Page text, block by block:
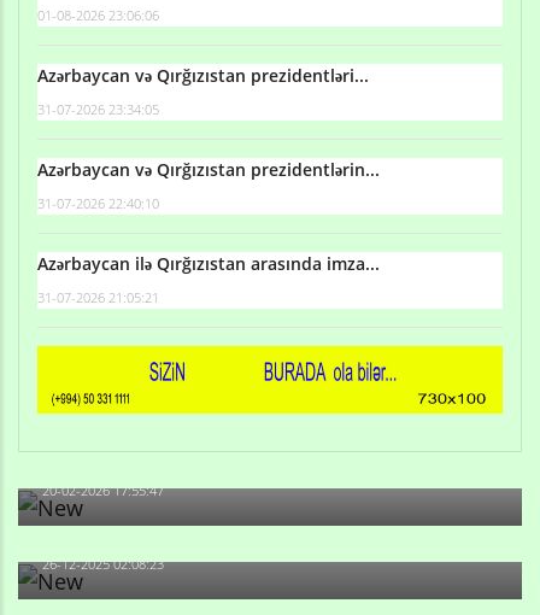
01-08-2026 23:06:06
Azərbaycan və Qırğızıstan prezidentləri...
31-07-2026 23:34:05
Azərbaycan və Qırğızıstan prezidentlərin...
31-07-2026 22:40:10
Azərbaycan ilə Qırğızıstan arasında imza...
31-07-2026 21:05:21
Qulu Məhərrəmli: Sosial şəbəkələrdə söyüş niyə artıb?
20-02-2026 17:55:47
Məni bura NAZİR GÖNDƏRİB - 1937-ci ildən fəaliyyətdə
olan və...
26-12-2025 02:08:23
-Ay qız, sən məhkəməni udmayacaqsan... Sən bilirsən
də, məni...